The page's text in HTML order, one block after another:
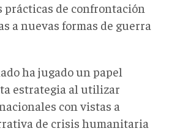
prácticas de confrontación
a nuevas formas de guerra
ha jugado un papel
estrategia al utilizar
con vistas a
de crisis humanitaria